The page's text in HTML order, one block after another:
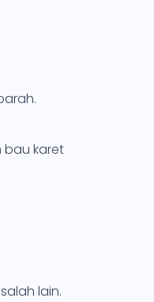
bau karet
lain.